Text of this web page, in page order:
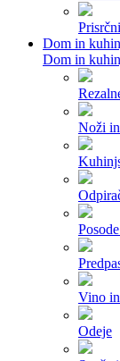
Dom in
Dom in
Noži
Vino in
Odeje